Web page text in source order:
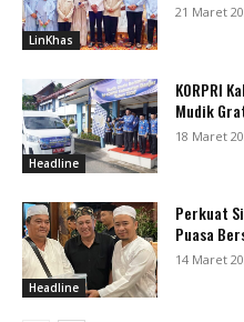
LinKhas
21 Maret
Headline
KORPRI
Mudik
18 Maret
Headline
Perkuat
Puasa
14 Maret